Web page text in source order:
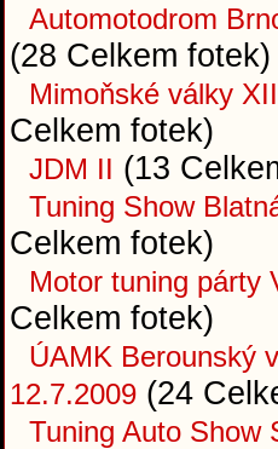
Automotodrom
(28 Celkem fotek)
Mimoňské války XII
Celkem fotek)
JDM II (13
Tuning Show
Celkem fotek)
Motor tuning párty
Celkem fotek)
ÚAMK Berounský
12.7.2009 (24
Tuning Auto Show